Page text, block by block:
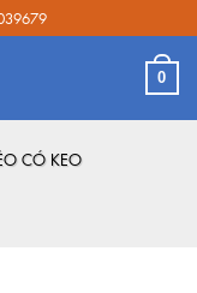
0
CÓ KEO